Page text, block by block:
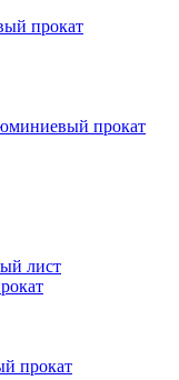
прокат
прокат
лист
прокат